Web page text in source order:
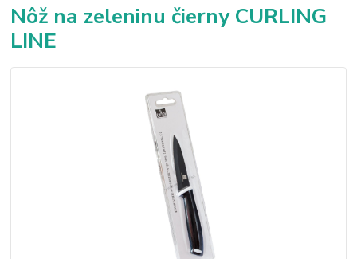
Nôž na zeleninu čierny CURLING
LINE